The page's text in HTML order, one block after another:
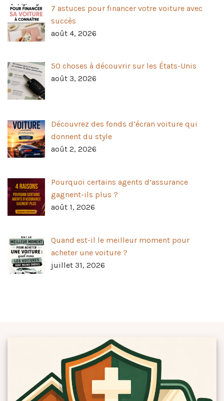
7 astuces pour financer votre voiture avec
succès
août 4, 2026
50 choses à découvrir sur les États-Unis
août 3, 2026
Découvrez des fonds d’écran voiture qui
donnent du style
août 2, 2026
Pourquoi certains agents d’assurance
gagnent-ils plus ?
août 1, 2026
Quand est-il le meilleur moment pour
acheter une voiture ?
juillet 31, 2026